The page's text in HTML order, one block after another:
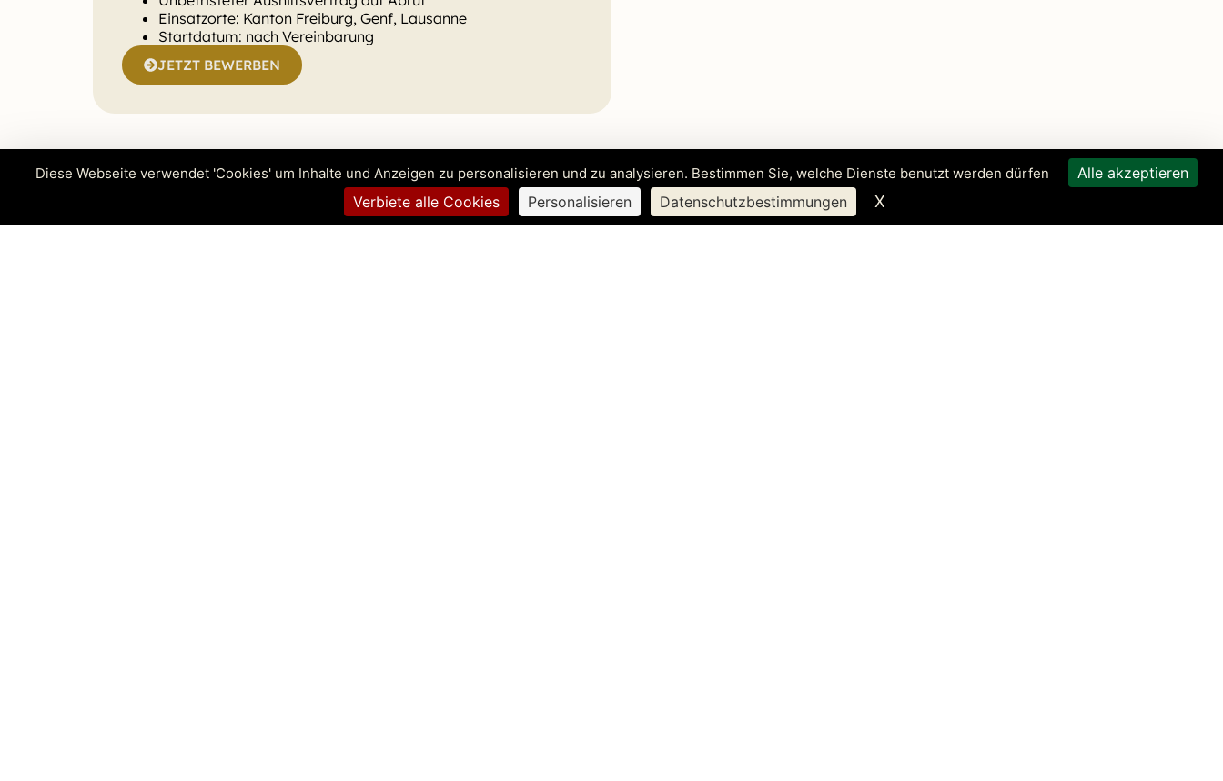
Diese Webseite verwendet 'Cookies' um Inhalte und Anzeigen zu personalisieren und zu analysieren. Bestimmen Sie, welche Dienste benutzt werden dürfen
Alle akzeptieren
Verbiete alle Cookies
Personalisieren Datenschutzbestimmungen X
Einsatzorte: Kanton Freiburg, Genf, Lausanne
Startdatum: nach Vereinbarung
JETZT BEWERBEN